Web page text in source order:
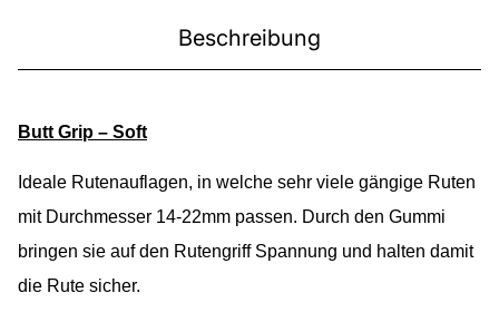
Beschreibung
Butt Grip – Soft
Ideale Rutenauflagen, in welche sehr viele gängige Ruten
mit Durchmesser 14-22mm passen. Durch den Gummi
bringen sie auf den Rutengriff Spannung und halten damit
die Rute sicher.